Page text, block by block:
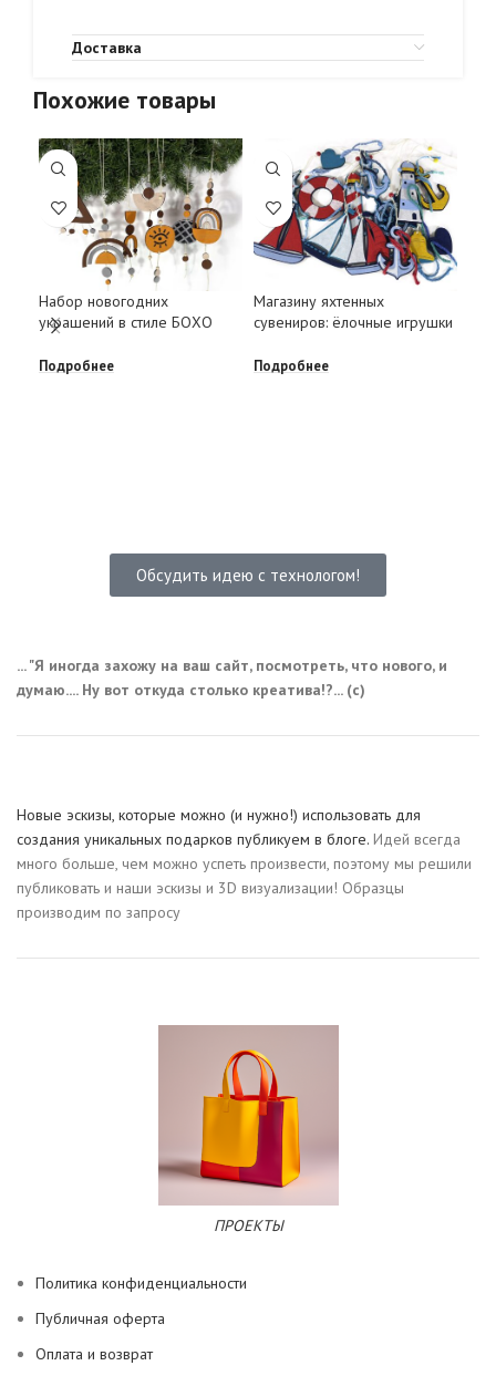
Доставка
Похожие товары
Набор новогодних
украшений в стиле БОХО
Подробнее
Магазину яхтенных
сувениров: ёлочные игрушки
Подробнее
Обсудить идею с технологом!
... "Я иногда захожу на ваш сайт, посмотреть, что нового, и
думаю.... Ну вот откуда столько креатива!?... (с)
Новые эскизы, которые можно (и нужно!) использовать для
создания уникальных подарков публикуем в блоге. Идей всегда
много больше, чем можно успеть произвести, поэтому мы решили
публиковать и наши эскизы и 3D визуализации! Образцы
производим по запросу
ПРОЕКТЫ
Политика конфиденциальности
Публичная оферта
Оплата и возврат